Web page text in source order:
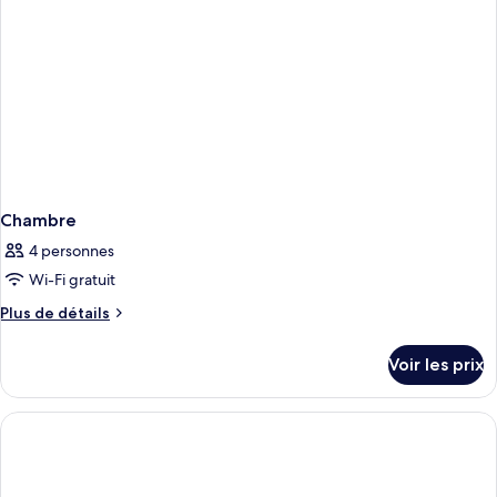
Chambre
4 personnes
Wi-Fi gratuit
Plus de détails
Plus
le
type
de
Voir les prix